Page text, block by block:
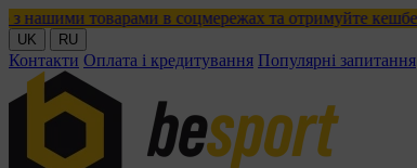
в соцмережах та отримуйте кешбек!
UK RU
Контакти Оплата і кредитування Популярні запитання